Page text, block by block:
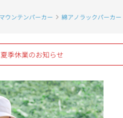
ウンテンパーカー 綿アノラックパーカー
季休業のお知らせ